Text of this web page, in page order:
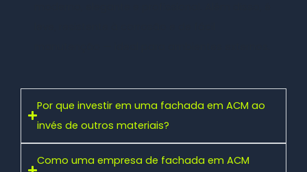
Por que investir em uma fachada em ACM ao
invés de outros materiais?
Como uma empresa de fachada em ACM